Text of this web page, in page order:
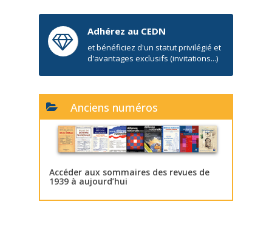
Adhérez au CEDN
et bénéficiez d'un statut privilégié et
d'avantages exclusifs (invitations...)
Anciens numéros
Accéder aux sommaires des revues de
1939 à aujourd’hui